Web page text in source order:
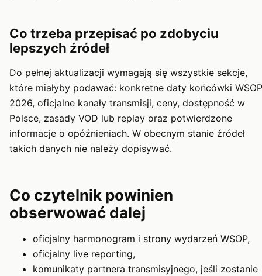
Co trzeba przepisać po zdobyciu
lepszych źródeł
Do pełnej aktualizacji wymagają się wszystkie sekcje,
które miałyby podawać: konkretne daty końcówki WSOP
2026, oficjalne kanały transmisji, ceny, dostępność w
Polsce, zasady VOD lub replay oraz potwierdzone
informacje o opóźnieniach. W obecnym stanie źródeł
takich danych nie należy dopisywać.
Co czytelnik powinien
obserwować dalej
oficjalny harmonogram i strony wydarzeń WSOP,
oficjalny live reporting,
komunikaty partnera transmisyjnego, jeśli zostanie